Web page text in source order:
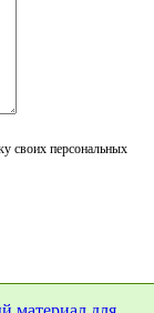
своих персональных